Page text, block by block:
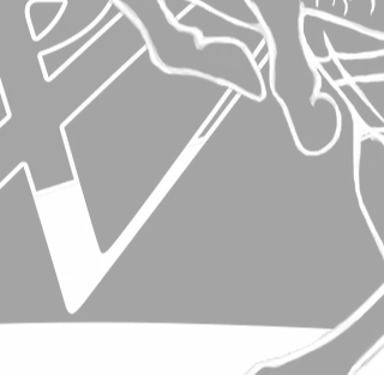
Rũgano Rwaitũ
SHOP
BACKGROUND
Blaq Zebra